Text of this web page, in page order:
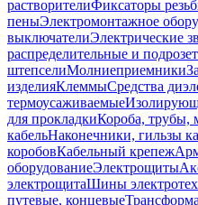
растворителиФиксаторы
пеныЭлектромонтажное
выключателиЭлектрические
распределительные и
штепселиМолниеприемники
изделияКлеммыСредства
термоусаживаемые
для прокладкиКороба, трубы,
кабельНаконечники, гильзы
коробовКабельный крепеж
оборудованиеЭлектрощиты
электрощитаШины
путевые, концевые